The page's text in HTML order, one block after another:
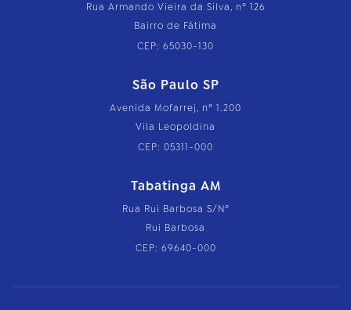
Rua Armando Vieira da Silva, nº 126
Bairro de Fátima
CEP: 65030-130
São Paulo SP
Avenida Mofarrej, nº 1.200
Vila Leopoldina
CEP: 05311-000
Tabatinga AM
Rua Rui Barbosa S/Nº
Rui Barbosa
CEP: 69640-000